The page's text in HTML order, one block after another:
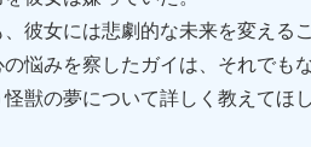
彼女には悲劇的な未来を変える
悩みを察したガイは、それでもな
獣の夢について詳しく教えてほ